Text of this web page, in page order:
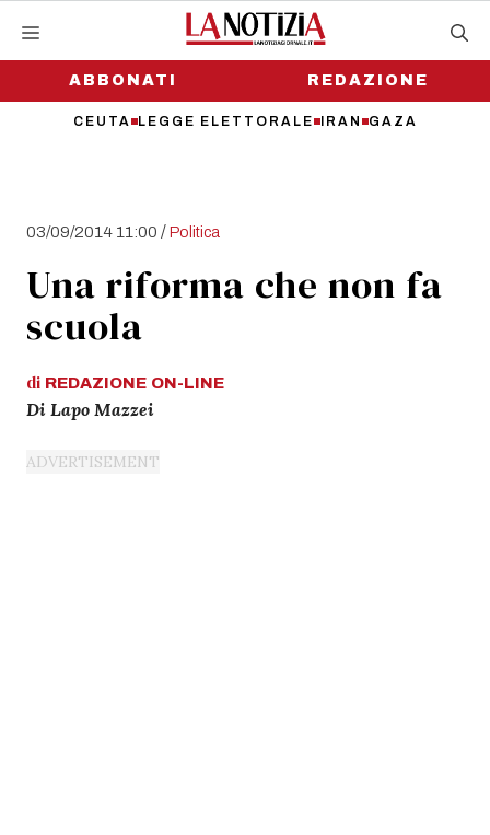
contenutoABBONATI
CEUTA LEGGE ELETTORALE IRAN GAZA
REDAZIONE
03/09/2014 11:00 /Politica
Una riforma che non fa
scuola
di REDAZIONE ON-LINE
Di Lapo Mazzei